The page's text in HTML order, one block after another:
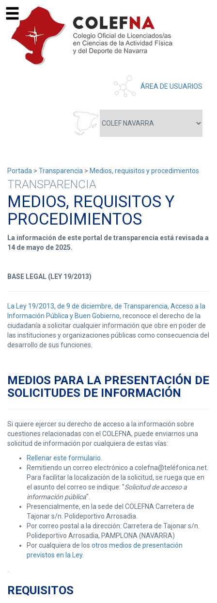
ÁREA DE USUARIOS
Portada > Transparencia > Medios, requisitos y procedimientos
TRANSPARENCIA
MEDIOS, REQUISITOS Y
PROCEDIMIENTOS
La información de este portal de transparencia está revisada a
14 de mayo de 2025.
BASE LEGAL (LEY 19/2013)
La Ley 19/2013, de 9 de diciembre, de Transparencia, Acceso a la
Información Pública y Buen Gobierno, reconoce el derecho de la
ciudadanía a solicitar cualquier información que obre en poder de
las instituciones y organizaciones públicas como consecuencia del
desarrollo de sus funciones.
MEDIOS PARA LA PRESENTACIÓN DE
SOLICITUDES DE INFORMACIÓN
Si quiere ejercer su derecho de acceso a la información sobre
cuestiones relacionadas con el COLEFNA, puede enviarnos una
solicitud de información por cualquiera de estas vías:
Rellenar este formulario.
Remitiendo un correo electrónico a colefna@teléfonica.net.
Para facilitar la localización de la solicitud, se ruega que en
el asunto del correo se indique: "Solicitud de acceso a
información pública".
Presencialmente, en la sede del COLEFNA Carretera de
Tajonar s/n. Polideportivo Arrosadia.
Por correo postal a la dirección: Carretera de Tajonar s/n.
Polideportivo Arrosadia, PAMPLONA (NAVARRA)
Por cualquiera de los otros medios de presentación
previstos en la Ley.
REQUISITOS